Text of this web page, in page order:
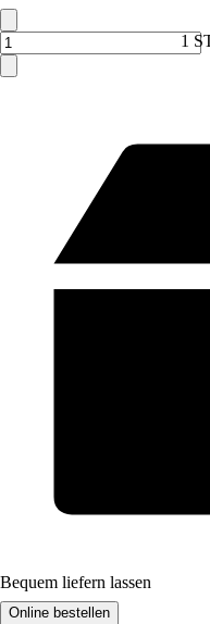
1
Bequem liefern lassen
Online bestellen